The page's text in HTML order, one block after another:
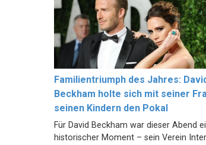
Familientriumph des Jahres:
Beckham holte sich mit seiner
seinen Kindern den Pokal
Für David Beckham war dieser Abend
historischer Moment – sein Verein